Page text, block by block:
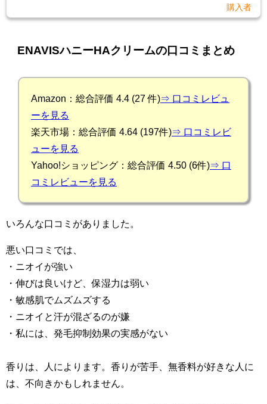
購入者
ENAVISハニーHAクリームの口コミまとめ
Amazon：総合評価 4.4 (27 件)⇒ 口コミレビュ
ーを見る
楽天市場：総合評価 4.64 (197件)⇒ 口コミレビ
ューを見る
Yahoo!ショッピング：総合評価 4.50 (6件)⇒ 口
コミレビューを見る
いろんな口コミがありました。
悪い口コミでは、
・ニオイが強い
・伸びは良いけど、保湿力は弱い
・敏感肌でムズムズする
・ニオイと汗が混ざるのが嫌
・私には、発毛抑制効果の実感がない
香りは、人によります。香りが苦手、無香料が好きな人に
は、不向きかもしれません。